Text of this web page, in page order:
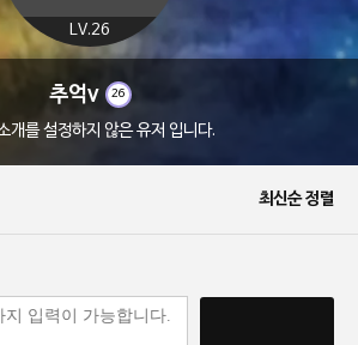
LV.26
추억v 26
개를 설정하지 않은 유저 입니다.
최신순 정렬